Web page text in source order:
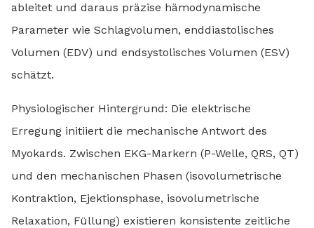
ableitet und daraus präzise hämodynamische
Parameter wie Schlagvolumen, enddiastolisches
Volumen (EDV) und endsystolisches Volumen (ESV)
schätzt.
Physiologischer Hintergrund: Die elektrische
Erregung initiiert die mechanische Antwort des
Myokards. Zwischen EKG-Markern (P-Welle, QRS, QT)
und den mechanischen Phasen (isovolumetrische
Kontraktion, Ejektionsphase, isovolumetrische
Relaxation, Füllung) existieren konsistente zeitliche